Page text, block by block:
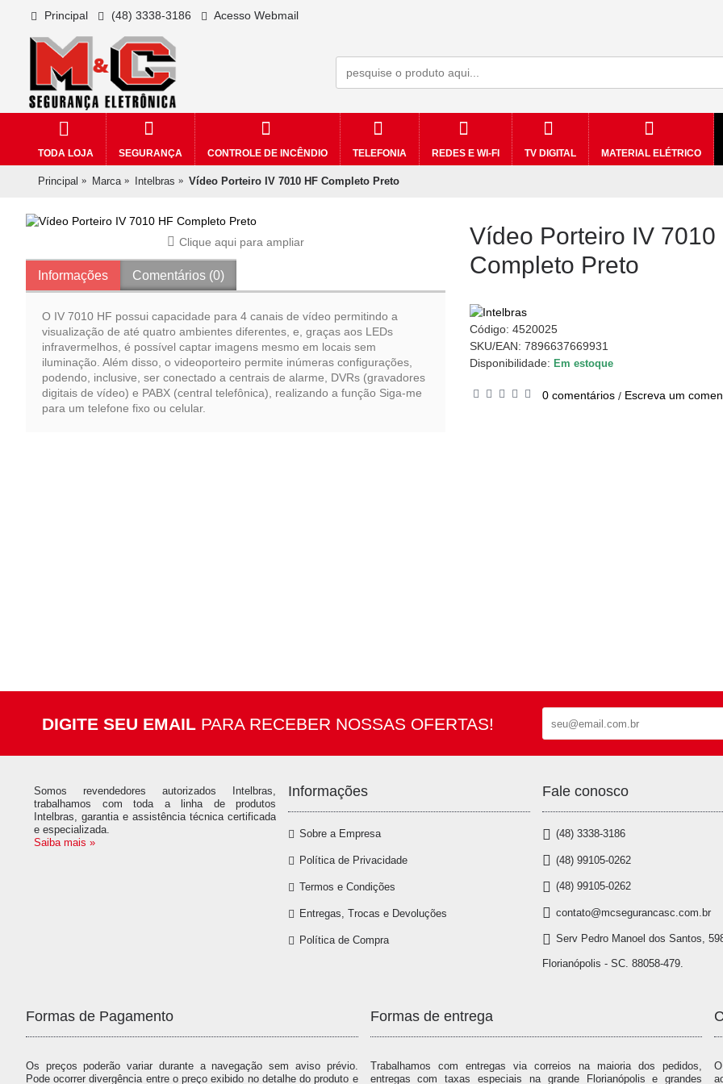
Principal (48) 3338-3186 Acesso Webmail
TODA LOJA SEGURANÇA CONTROLE DE INCÊNDIO TELEFONIA REDES E WI-FI TV DIGITAL MATERIAL ELÉTRICO
Principal Marca Intelbras Vídeo Porteiro IV 7010 HF Completo Preto
Clique aqui para ampliar
Informações Comentários (0)
O IV 7010 HF possui capacidade para 4 canais de vídeo permitindo a
visualização de até quatro ambientes diferentes, e, graças aos LEDs
infravermelhos, é possível captar imagens mesmo em locais sem
iluminação. Além disso, o videoporteiro permite inúmeras configurações,
podendo, inclusive, ser conectado a centrais de alarme, DVRs (gravadores
digitais de vídeo) e PABX (central telefônica), realizando a função Siga-me
para um telefone fixo ou celular.
Vídeo Porteiro IV 7010
Completo Preto
Código: 4520025
SKU/EAN: 7896637669931
Disponibilidade: Em estoque
0 comentários / Escreva um
DIGITE SEU EMAIL PARA RECEBER NOSSAS OFERTAS!
Somos revendedores autorizados Intelbras,
trabalhamos com toda a linha de produtos
Intelbras, garantia e assistência técnica certificada
e especializada.
Saiba mais »
Informações
Sobre a Empresa
Política de Privacidade
Termos e Condições
Entregas, Trocas e Devoluções
Política de Compra
Fale conosco
(48) 3338-3186
(48) 99105-0262
(48) 99105-0262
contato@mcsegurancasc.com.br
Serv Pedro Manoel dos Santos,
Florianópolis - SC. 88058-479.
Formas de Pagamento
Os preços poderão variar durante a navegação sem aviso prévio.
Pode ocorrer divergência entre o preço exibido no detalhe do produto e
Formas de entrega
Trabalhamos com entregas via correios na maioria dos pedidos,
entregas com taxas especiais na grande Florianópolis e grandes